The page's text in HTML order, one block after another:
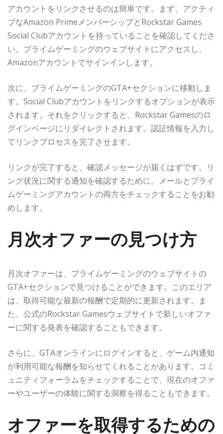
アカウントをリンクさせるのは簡単です。まず、アクティ
ブなAmazon PrimeメンバーシップとRockstar Games
Social Clubアカウントを持っていることを確認してくださ
い。プライムゲーミングのウェブサイトにアクセスし、
Amazonアカウントでサインインします。
次に、プライムゲーミングのGTA+セクションに移動しま
す。Social Clubアカウントをリンクするオプションが表示
されます。それをクリックすると、Rockstar Gamesのロ
グインページにリダイレクトされます。認証情報を入力し
てリンクプロセスを完了させます。
リンクが完了すると、確認メッセージが届くはずです。リ
ンク状況に関する通知を確認するために、メールとプライ
ムゲーミングアカウントの両方をチェックすることをお勧
めします。
月次オファーの見つけ方
月次オファーは、プライムゲーミングのウェブサイトの
GTA+セクションで見つけることができます。このエリア
は、取得可能な最新の報酬で定期的に更新されます。ま
た、公式のRockstar Gamesウェブサイトで新しいオファ
ーに関する発表を確認することもできます。
さらに、GTAオンラインにログインすると、ゲーム内通知
が利用可能な報酬を知らせてくれることがあります。コミ
ュニティフォーラムをチェックすることで、現在のオファ
ーやユーザーの体験に関する洞察を得ることもできます。
オファーを取得するための